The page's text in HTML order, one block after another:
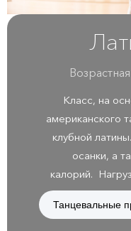
Класс, на
американского
клубной
осанки, а
калорий.
Танцевальные